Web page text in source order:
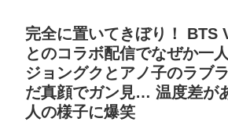
完全に置いてきぼり！ BTS
とのコラボ配信でなぜか一
ジョングクとアノ子のラブ
だ真顔でガン見… 温度差が
人の様子に爆笑